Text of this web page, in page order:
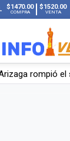
$1470.00
COMPRA
$1520.00
VENTA
rompió